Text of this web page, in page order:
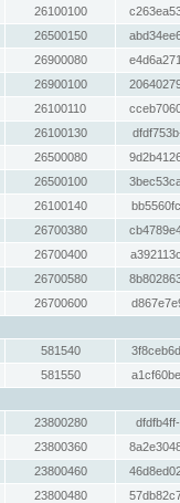
26100100
26500150
26900080
26900100
26100110
26100130
26500080
26500100
26100140
26700380
26700400
26700580
26700600
581540
581550
23800280
23800360
23800460
23800480